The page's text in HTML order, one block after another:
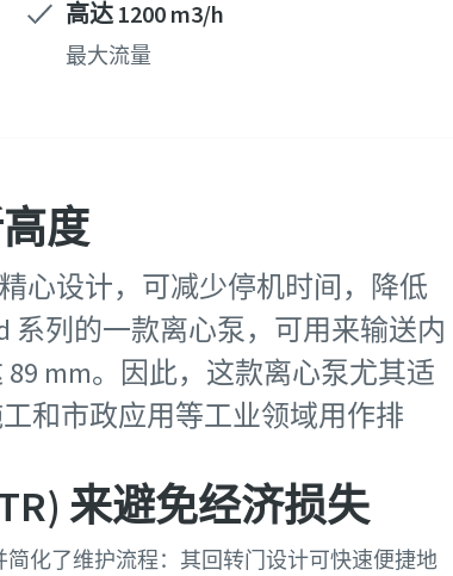
高达 1200 m3/h
最大流量
度
心设计，可减少停机时间，降低
系列的一款离心泵，可用来输送内
mm。因此，这款离心泵尤其适
和市政应用等工业领域用作排
来避免经济损失
化了维护流程：其回转门设计可快速便捷地